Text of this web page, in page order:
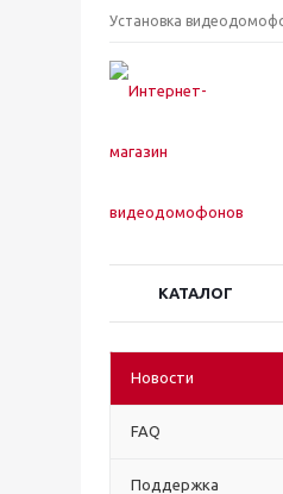
Установка
КАТАЛОГ
Новости
FAQ
Поддержка